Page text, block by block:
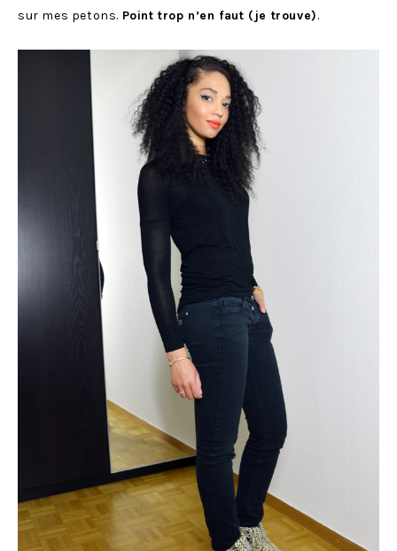
sur mes petons. Point trop n’en faut (je trouve).